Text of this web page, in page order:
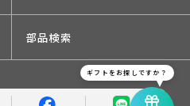
部品検索
ギフトをお探しですか？